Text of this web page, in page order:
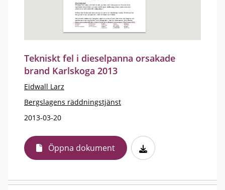
Tekniskt fel i dieselpanna orsakade
brand Karlskoga 2013
Eidwall Larz
Bergslagens räddningstjänst
2013-03-20
Öppna dokument